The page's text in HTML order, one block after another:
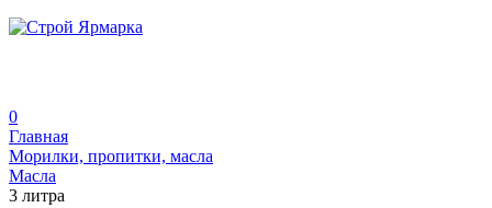
0
Главная
Морилки, пропитки, масла
Масла
3 литра